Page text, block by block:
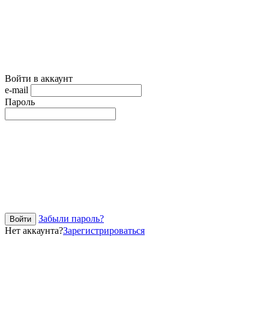
Войти в аккаунт
e-mail
Пароль
Войти
Забыли пароль?
Нет аккаунта?Зарегистрироваться